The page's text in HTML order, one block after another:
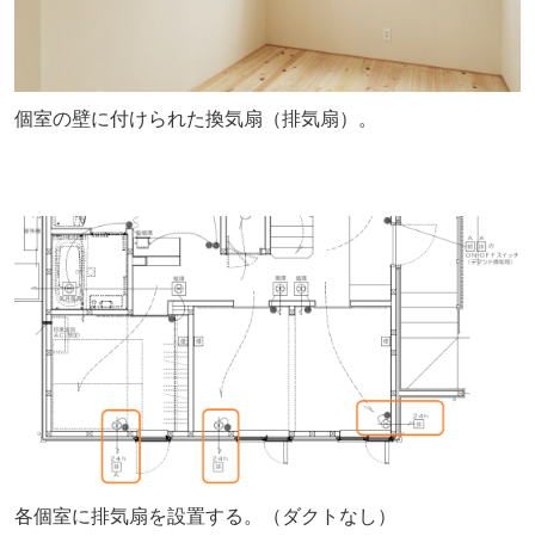
個室の壁に付けられた換気扇（排気扇）。
各個室に排気扇を設置する。（ダクトなし）